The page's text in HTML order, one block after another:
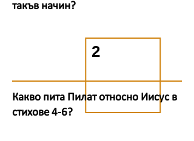
такъв начин?
2
Какво пита Пилат относно Иисус в
стихове 4-6?